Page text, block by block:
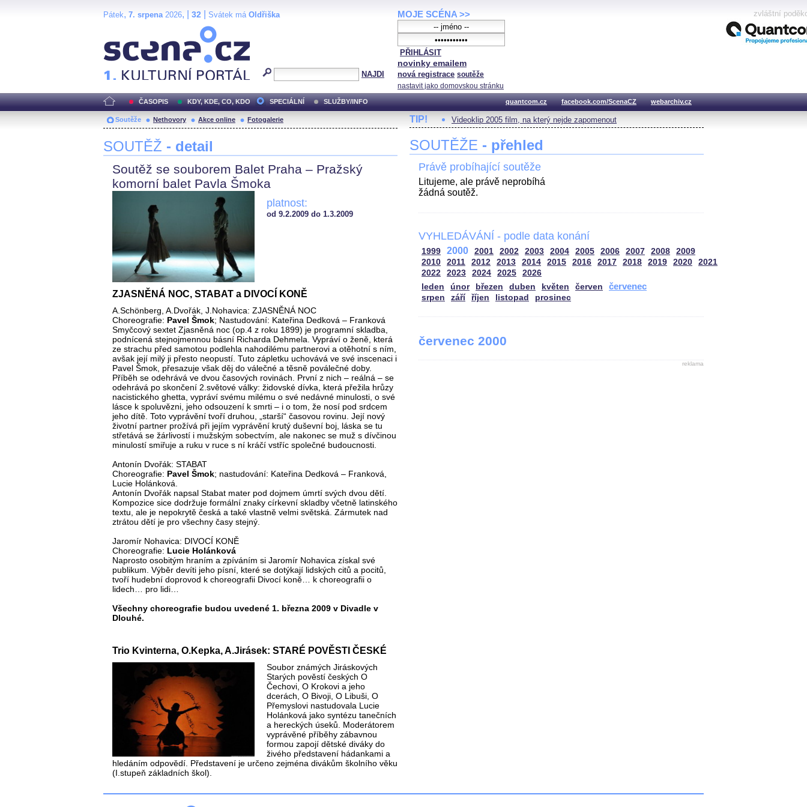
Pátek, 7. srpena2026, | 32 Svátek má Oldřiška
NAJDI
MOJE SCÉNA >>
PŘIHLÁSIT
novinky emailem
nová registrace soutěže
nastavit jako domovskou stránku
zvláštní
ČASOPIS KDY, KDE, CO, KDO SPECIÁLNÍ SLUŽBY/INFO quantcom.cz facebook.com/ScenaCZ webarchiv.cz
Soutěže Nethovory Akce online Fotogalerie
SOUTĚŽ - detail
Soutěž se souborem Balet Praha – Pražský
komorní balet Pavla Šmoka
platnost:
od 9.2.2009 do 1.3.2009
ZJASNĚNÁ NOC, STABAT a DIVOCÍ KONĚ
A.Schönberg, A.Dvořák, J.Nohavica: ZJASNĚNÁ NOC
Choreografie: Pavel Šmok; Nastudování: Kateřina Dedková – Franková
Smyčcový sextet Zjasněná noc (op.4 z roku 1899) je programní skladba,
podnícená stejnojmennou básní Richarda Dehmela. Vypráví o ženě, která
ze strachu před samotou podlehla nahodilému partnerovi a otěhotní s ním,
avšak její milý ji přesto neopustí. Tuto zápletku uchovává ve své inscenaci i
Pavel Šmok, přesazuje však děj do válečné a těsně poválečné doby.
Příběh se odehrává ve dvou časových rovinách. První z nich – reálná – se
odehrává po skončení 2.světové války: židovské dívka, která přežila hrůzy
nacistického ghetta, vypráví svému milému o své nedávné minulosti, o své
lásce k spoluvězni, jeho odsouzení k smrti – i o tom, že nosí pod srdcem
jeho dítě. Toto vyprávění tvoří druhou, „starší“ časovou rovinu. Její nový
životní partner prožívá při jejím vyprávění krutý duševní boj, láska se tu
střetává se žárlivostí i mužským sobectvím, ale nakonec se muž s dívčinou
minulostí smiřuje a ruku v ruce s ní kráčí vstříc společné budoucnosti.
Antonín Dvořák: STABAT
Choreografie: Pavel Šmok; nastudování: Kateřina Dedková – Franková,
Lucie Holánková.
Antonín Dvořák napsal Stabat mater pod dojmem úmrtí svých dvou dětí.
Kompozice sice dodržuje formální znaky církevní skladby včetně latinského
textu, ale je nepokrytě česká a také vlastně velmi světská. Zármutek nad
ztrátou dětí je pro všechny časy stejný.
Jaromír Nohavica: DIVOCÍ KONĚ
Choreografie: Lucie Holánková
Naprosto osobitým hraním a zpíváním si Jaromír Nohavica získal své
publikum. Výběr devíti jeho písní, které se dotýkají lidských citů a pocitů,
tvoří hudební doprovod k choreografii Divocí koně… k choreografii o
lidech… pro lidi…
Všechny choreografie budou uvedené 1. března 2009 v Divadle v
Dlouhé.
Trio Kvinterna, O.Kepka, A.Jirásek: STARÉ POVĚSTI ČESKÉ
Soubor známých Jiráskových
Starých pověstí českých O
Čechovi, O Krokovi a jeho
dcerách, O Bivoji, O Libuši, O
Přemyslovi nastudovala Lucie
Holánková jako syntézu tanečních
a hereckých úseků. Moderátorem
vyprávěné příběhy zábavnou
formou zapojí dětské diváky do
živého představení hádankami a
hledáním odpovědí. Představení je určeno zejména divákům školního věku
(I.stupeň základních škol).
TIP! Videoklip 2005 film, na který nejde zapomenout
SOUTĚŽE - přehled
Právě probíhající soutěže
Litujeme, ale právě neprobíhá
žádná soutěž.
VYHLEDÁVÁNÍ - podle data konání
1999 2000 2001 2002 2003 2004 2005 2006 2007 2008
2009
2010
2011 2012 2013 2014 2015 2016 2017 2018 2019 2020
2021
2022
2023 2024 2025
2026
leden
únor březen duben květen červen červenec
srpen září říjen listopad prosinec
červenec 2000
reklama